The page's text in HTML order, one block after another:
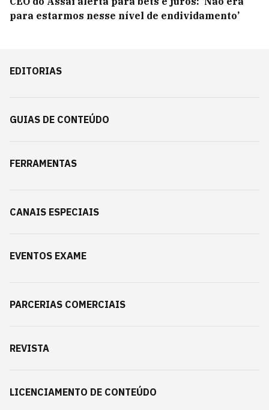
para estarmos nesse nível de endividamento’
EDITORIAS
GUIAS DE CONTEÚDO
FERRAMENTAS
CANAIS ESPECIAIS
EVENTOS EXAME
PARCERIAS COMERCIAIS
REVISTA
LICENCIAMENTO DE CONTEÚDO